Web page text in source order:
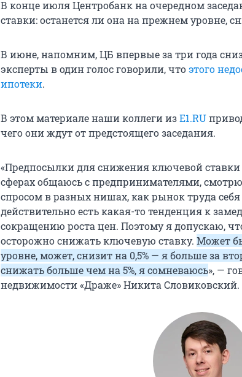
В конце июля Центробанк на очередном
ставки: останется ли она на прежнем уровне,
В июне, напомним, ЦБ впервые за три года
эксперты в один голос говорили, чтоэтого
ипотеки.
В этом материале наши коллеги изE1.RU
чего они ждут от предстоящего заседания.
«Предпосылки для снижения ключевой
сферах общаюсь с предпринимателями, смотрю,
спросом в разных нишах, как рынок труда
действительно есть какая-то тенденция к
сокращению роста цен. Поэтому я допускаю,
осторожно снижать ключевую ставку. Может
уровне, может, снизит на 0,5% — я больше за
снижать больше чем на 5%, я сомневаюсь», —
недвижимости «Драже» Никита Словиковский.